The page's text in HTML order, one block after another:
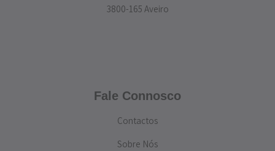
3800-165 Aveiro
Fale Connosco
Contactos
Sobre Nós